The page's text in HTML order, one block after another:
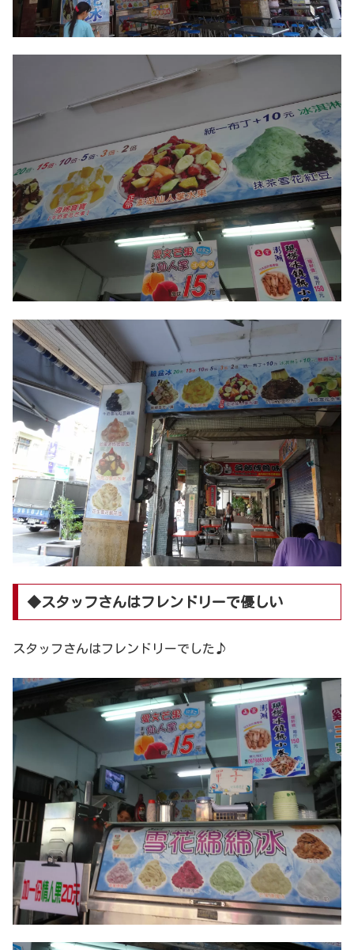
◆スタッフさんはフレンドリーで優しい
スタッフさんはフレンドリーでした♪